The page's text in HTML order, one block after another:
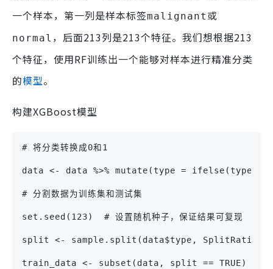
一个样本，第一列是样本标签malignant 或
normal ，后面213列是213个特征。我们想根据213
个特征，使用RF训练出一个能够对样本进行精准分类
的模型。
构建XGBoost模型
# 将分类转换成0和1
data <- data %>% mutate(type = ifelse(type
# 分割数据为训练集和测试集
set.seed(123)  # 设置随机种子，保证结果可复现
split <- sample.split(data$type, SplitRatio =
train_data <- subset(data, split == TRUE)  #